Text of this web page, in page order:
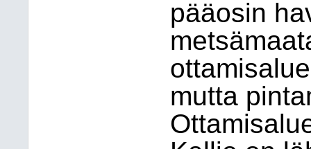
pääosin
mutta